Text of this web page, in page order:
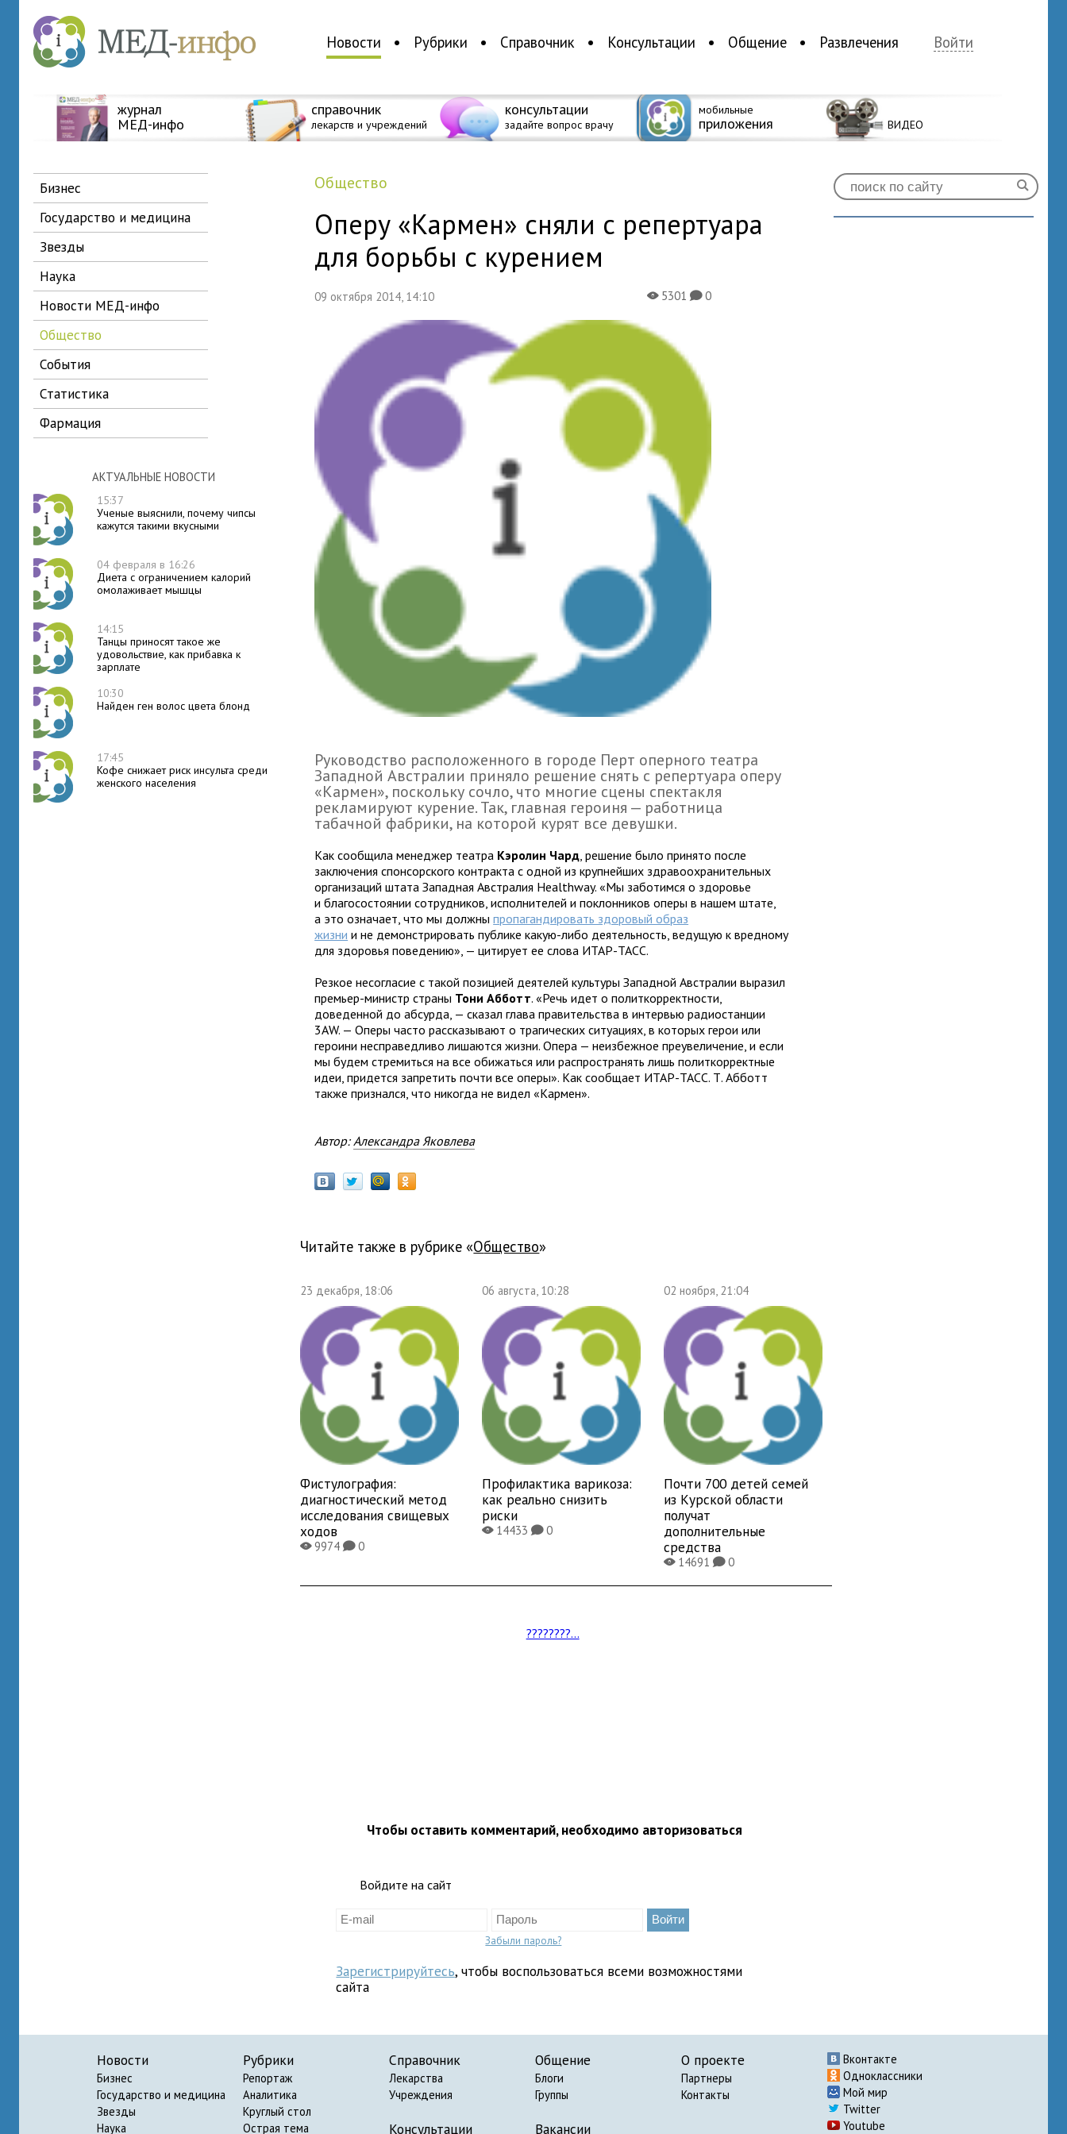
Новости Рубрики Справочник Консультации Общение Развлечения Войти
журнал
МЕД-инфо
справочник
лекарств и учреждений
консультации
задайте вопрос врачу
мобильные
приложения ВИДЕО
бизнес
государство и медицина
звезды
наука
новости МЕД-инфо
общество
события
статистика
фармация
АКТУАЛЬНЫЕ НОВОСТИ
15:37
Ученые выяснили, почему чипсы
кажутся такими вкусными
04 февраля в 16:26
Диета с ограничением калорий
омолаживает мышцы
14:15
Танцы приносят такое же
удовольствие, как прибавка к
зарплате
10:30
Найден ген волос цвета блонд
17:45
Кофе снижает риск инсульта среди
женского населения
общество
Оперу «Кармен» сняли с репертуара
для борьбы с курением
09 октября 2014, 14:10 X5301K0
Руководство расположенного в городе Перт оперного театра
Западной Австралии приняло решение снять с репертуара оперу
«Кармен», поскольку сочло, что многие сцены спектакля
рекламируют курение. Так, главная героиня — работница
табачной фабрики, на которой курят все девушки.
Как сообщила менеджер театра Кэролин Чард, решение было принято после
заключения спонсорского контракта с одной из крупнейших здравоохранительных
организаций штата Западная Австралия Healthway. «Мы заботимся о здоровье
и благосостоянии сотрудников, исполнителей и поклонников оперы в нашем штате,
а это означает, что мы должныпропагандировать здоровый образ
жизни и не демонстрировать публике какую-либо деятельность, ведущую к вредному
для здоровья поведению», — цитирует ее слова ИТАР-ТАСС.
Резкое несогласие с такой позицией деятелей культуры Западной Австралии выразил
премьер-министр страны Тони Абботт. «Речь идет о политкорректности,
доведенной до абсурда, — сказал глава правительства в интервью радиостанции
3AW. — Оперы часто рассказывают о трагических ситуациях, в которых герои или
героини несправедливо лишаются жизни. Опера — неизбежное преувеличение, и если
мы будем стремиться на все обижаться или распространять лишь политкорректные
идеи, придется запретить почти все оперы». Как сообщает ИТАР-ТАСС. Т. Абботт
также признался, что никогда не видел «Кармен».
Автор:Александра Яковлева
Читайте также в рубрике « общество»
23 декабря, 18:06
Фистулография:
диагностический метод
исследования свищевых
ходов
X9974K0
06 августа, 10:28
Профилактика варикоза:
как реально снизить
риски
X14433K0
02 ноября, 21:04
Почти 700 детей семей
из Курской области
получат
дополнительные
средства
X14691K0
????????...
Чтобы оставить комментарий, необходимо авторизоваться
Войдите на сайт
Забыли пароль?
Зарегистрируйтесь, чтобы воспользоваться всеми возможностями
сайта
Новости
Бизнес
Государство и медицина
Звезды
Наука
Рубрики
Репортаж
Аналитика
Круглый стол
Острая тема
Справочник
Лекарства
Учреждения
Консультации
Общение
Блоги
Группы
Вакансии
О проекте
Партнеры
Контакты
Вконтакте
Одноклассники
Мой мир
Twitter
Youtube